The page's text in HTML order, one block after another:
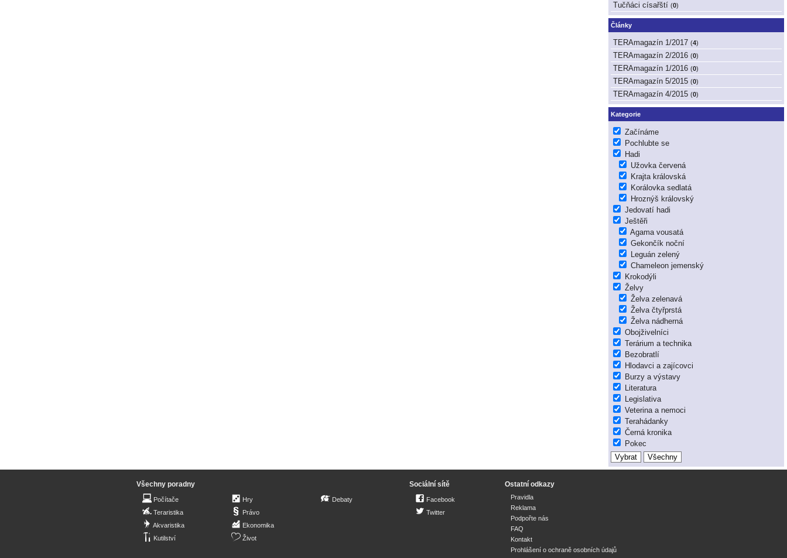
Tučňáci císařští (0)
Články
TERAmagazín 1/2017 (4)
TERAmagazín 2/2016 (0)
TERAmagazín 1/2016 (0)
TERAmagazín 5/2015 (0)
TERAmagazín 4/2015 (0)
Kategorie
Začínáme
Pochlubte se
Hadi
Užovka červená
Krajta královská
Korálovka sedlatá
Hroznýš královský
Jedovatí hadi
Ještěři
Agama vousatá
Gekončík noční
Leguán zelený
Chameleon jemenský
Krokodýli
Želvy
Želva zelenavá
Želva čtyřprstá
Želva nádherná
Obojživelníci
Terárium a technika
Bezobratlí
Hlodavci a zajícovci
Burzy a výstavy
Literatura
Legislativa
Veterina a nemoci
Terahádanky
Černá kronika
Pokec
Všechny poradny
Počítače
Teraristika
Akvaristika
Kutilství
Hry
Právo
Ekonomika
Život
Debaty
Sociální sítě
Facebook
Twitter
Ostatní odkazy
Pravidla
Reklama
Podpořte nás
FAQ
Kontakt
Prohlášení o ochraně osobních údajů